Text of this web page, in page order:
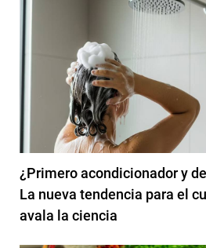
¿Primero acondicionador y
La nueva tendencia para el
avala la ciencia